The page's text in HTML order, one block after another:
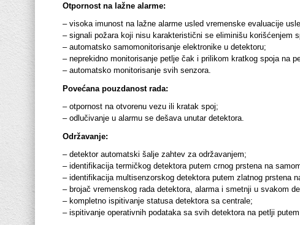
Otpornost na lažne alarme:
– visoka imunost na lažne alarme usled vremenske evaluacije
– signali požara koji nisu karakteristični se eliminišu korišćenjem
– automatsko samomonitorisanje elektronike u detektoru;
– neprekidno monitorisanje petlje čak i prilikom kratkog spoja na
– automatsko monitorisanje svih senzora.
Povećana pouzdanost rada:
– otpornost na otvorenu vezu ili kratak spoj;
– odlučivanje u alarmu se dešava unutar detektora.
Održavanje:
– detektor automatski šalje zahtev za održavanjem;
– identifikacija termičkog detektora putem crnog prstena na
– identifikacija multisenzorskog detektora putem zlatnog prstena
– brojač vremenskog rada detektora, alarma i smetnji u svakom
– kompletno ispitivanje statusa detektora sa centrale;
– ispitivanje operativnih podataka sa svih detektora na petlji